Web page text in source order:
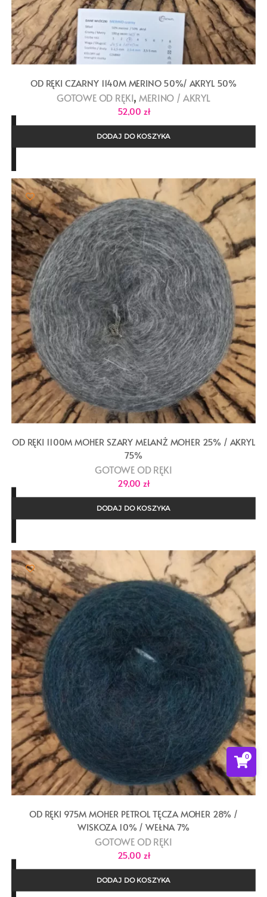
OD RĘKI CZARNY 1140M MERINO 50%/ AKRYL 50%
GOTOWE OD RĘKI,MERINO / AKRYL
52,00 zł
DODAJ DO KOSZYKA
OD RĘKI 1100M MOHER SZARY MELANŻ MOHER 25% / AKRYL
75%
GOTOWE OD RĘKI
29,00 zł
DODAJ DO KOSZYKA
OD RĘKI 975M MOHER PETROL TĘCZA MOHER 28% /
WISKOZA 10% / WEŁNA 7%
GOTOWE OD RĘKI
25,00 zł
DODAJ DO KOSZYKA
0